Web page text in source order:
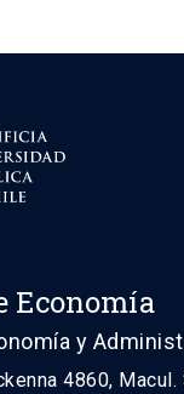
Economía
y
4860,